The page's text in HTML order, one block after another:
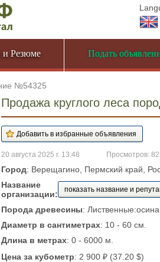
и Резюме Подать
№54325
Продажа круглого леса
20 августа 2025 г. 13:48 Просмотров:
Город: Верещагино, Пермский край,
Название
организации:
показать название и
Порода древесины: Лиственные:осина
Диаметр в сантиметрах: 10 - 60 см.
Длина в метрах: 0 - 6000 м.
Цена за кубометр: 2 900 ₽ (37.20 $)